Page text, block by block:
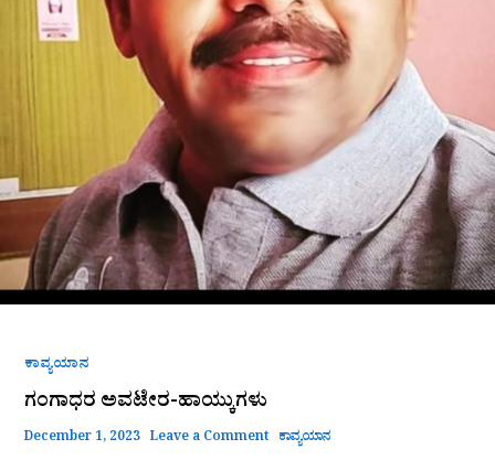
ಕಾವ್ಯಯಾನ
ಗಂಗಾಧರ ಅವಟೇರ-ಹಾಯ್ಕುಗಳು
December 1, 2023 Leave a Comment ಕಾವ್ಯಯಾನ